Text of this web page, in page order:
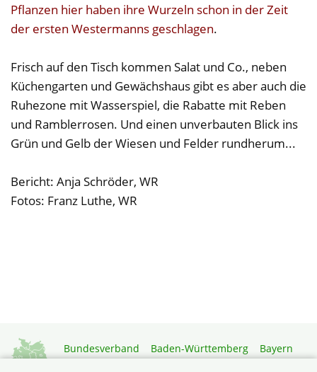
Pflanzen hier haben ihre Wurzeln schon in der Zeit
der ersten Westermanns geschlagen.
Frisch auf den Tisch kommen Salat und Co., neben
Küchengarten und Gewächshaus gibt es aber auch die
Ruhezone mit Wasserspiel, die Rabatte mit Reben
und Ramblerrosen. Und einen unverbauten Blick ins
Grün und Gelb der Wiesen und Felder rundherum...
Bericht: Anja Schröder, WR
Fotos: Franz Luthe, WR
Bundesverband Baden-Württemberg
Bayern